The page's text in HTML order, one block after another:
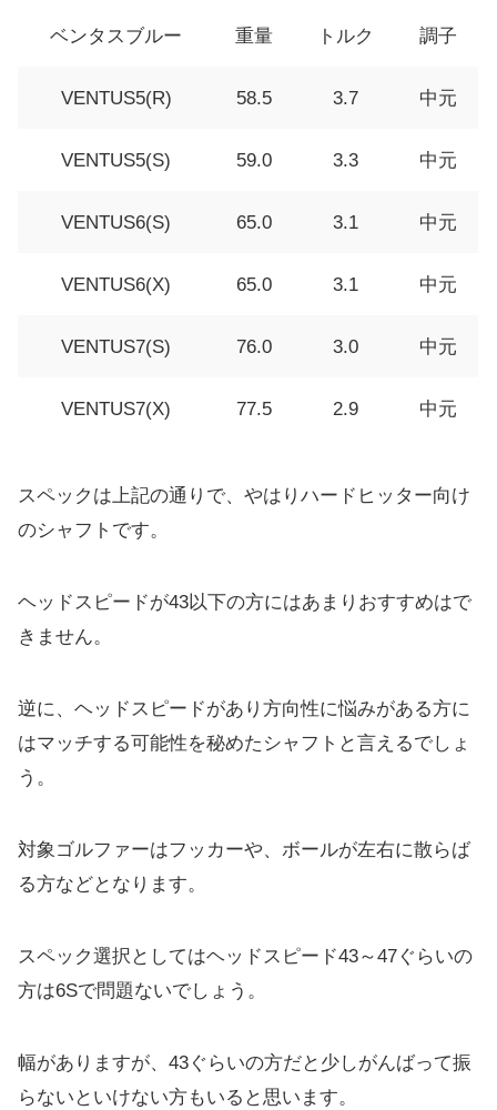
ベンタスブルー 重量 トルク 調子
VENTUS5(R) 58.5 3.7 中元
VENTUS5(S) 59.0 3.3 中元
VENTUS6(S) 65.0 3.1 中元
VENTUS6(X) 65.0 3.1 中元
VENTUS7(S) 76.0 3.0 中元
VENTUS7(X) 77.5 2.9 中元
スペックは上記の通りで、やはりハードヒッター向け
のシャフトです。
ヘッドスピードが43以下の方にはあまりおすすめはで
きません。
逆に、ヘッドスピードがあり方向性に悩みがある方に
はマッチする可能性を秘めたシャフトと言えるでしょ
う。
対象ゴルファーはフッカーや、ボールが左右に散らば
る方などとなります。
スペック選択としてはヘッドスピード43～47ぐらいの
方は6Sで問題ないでしょう。
幅がありますが、43ぐらいの方だと少しがんばって振
らないといけない方もいると思います。